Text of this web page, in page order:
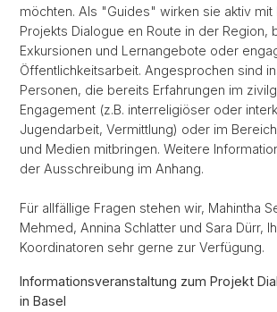
möchten. Als "Guides" wirken sie aktiv
Projekts Dialogue en Route in der Region,
Exkursionen und Lernangebote oder
Öffentlichkeitsarbeit. Angesprochen sind
Personen, die bereits Erfahrungen im
Engagement (z.B. interreligiöser oder
Jugendarbeit, Vermittlung) oder im
und Medien mitbringen. Weitere
der Ausschreibung im Anhang.
Für allfällige Fragen stehen wir, Mahintha
Mehmed, Annina Schlatter und Sara Dürr,
Koordinatoren sehr gerne zur Verfügung.
Informationsveranstaltung zum Projekt
in Basel